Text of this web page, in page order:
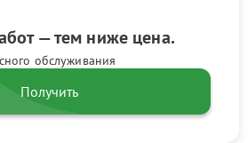
— тем ниже цена.
обслуживания
Получить